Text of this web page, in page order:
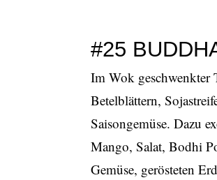
#25
Im Wok geschwenkter
Betelblättern,
Saisongemüse. Dazu
Mango, Salat, Bodhi
Gemüse, gerösteten